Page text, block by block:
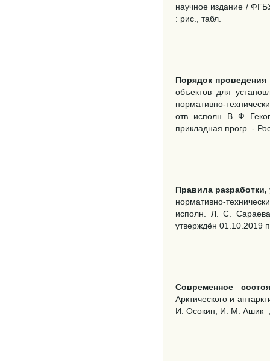
научное издание /
: рис., табл.
Порядок проведения
объектов для
нормативно-
отв. исполн. В. Ф.
прикладная прогр. -
Правила
нормативно-
исполн. Л. С. Сараева
утверждён
Современное
Арктического и
И. Осокин, И. М. Ашик